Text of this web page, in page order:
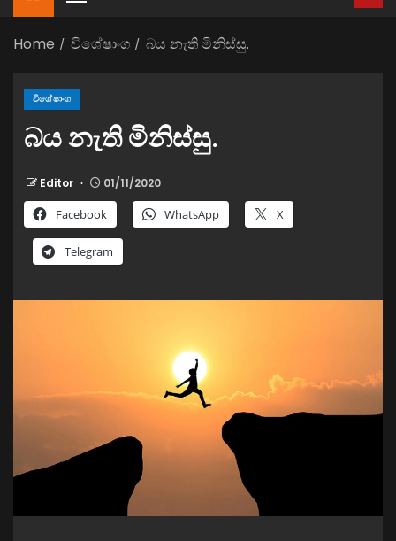
Home විශේෂාංග බය නැති මිනිස්සු.
විශේෂාංග
බය නැති මිනිස්සු.
Editor 01/11/2020
Facebook WhatsApp X
Telegram